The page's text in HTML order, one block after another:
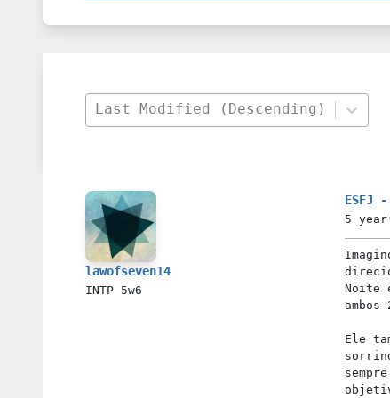
Last Modified (Descending)
lawofseven14
INTP 5w6
ESFJ
5
Noite
ambos
Ele